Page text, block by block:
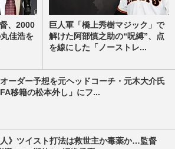
、2000
佳浩を
巨人軍「橋上秀樹マジック」で
解けた阿部慎之助の“呪縛”、点
を線にした「ノーストレ...
ーダー予想を元ヘッドコーチ・元木大介氏
移籍の松本外し」にフ...
人》ツイスト打法は救世主か毒薬か…監督